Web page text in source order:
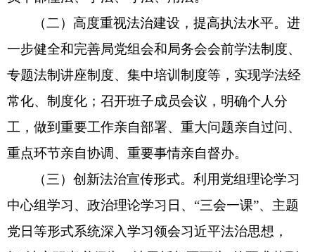
（二）高度重视法治建设，提高执法水平。进
一步健全和完善局党组会和局务会会前学法制度、
专题法制讲座制度、集中培训制度等，实现学法经
常化、制度化； 召开班子成员会议，明确个人分
工，做到重要工作亲自部署、重大问题亲自过问、
重点环节亲自协调、重要事情亲自督办。
（三 ）创新法治宣传形式。利用党组理论学习
中心组学习、政治理论学习日、 “三会一课”、主题
党日等形式系统深入学习领会习近平法治思想，